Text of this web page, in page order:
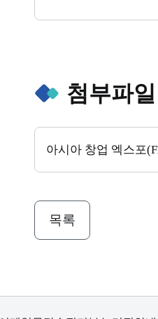
첨부파일
아시아 창업 엑스포
목록